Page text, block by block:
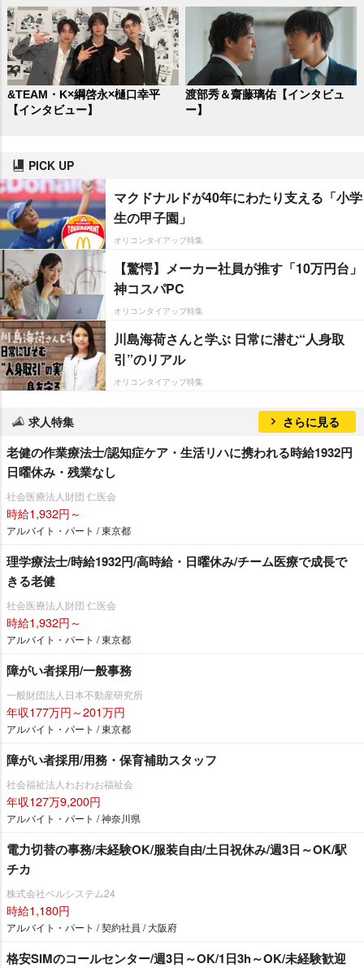
&TEAM・K×綱啓永×樋口幸平
【インタビュー】
渡部秀＆齋藤璃佑【インタビュ
ー】
PICK UP
マクドナルドが40年にわたり支える「小学
生の甲子園」
オリコンタイアップ特集
【驚愕】メーカー社員が推す「10万円台」
神コスパPC
オリコンタイアップ特集
川島海荷さんと学ぶ 日常に潜む“人身取
引”のリアル
オリコンタイアップ特集
求人特集 さらに見る
老健の作業療法士/認知症ケア・生活リハに携われる時給1932円
日曜休み・残業なし
社会医療法人財団 仁医会
時給1,932円～
アルバイト・パート / 東京都
理学療法士/時給1932円/高時給・日曜休み/チーム医療で成長で
きる老健
社会医療法人財団 仁医会
時給1,932円～
アルバイト・パート / 東京都
障がい者採用/一般事務
一般財団法人日本不動産研究所
年収177万円～201万円
アルバイト・パート / 東京都
障がい者採用/用務・保育補助スタッフ
社会福祉法人わおわお福祉会
年収127万9,200円
アルバイト・パート / 神奈川県
電力切替の事務/未経験OK/服装自由/土日祝休み/週3日～OK/駅
チカ
株式会社ベルシステム24
時給1,180円
アルバイト・パート / 契約社員 / 大阪府
格安SIMのコールセンター/週3日～OK/1日3h～OK/未経験歓迎